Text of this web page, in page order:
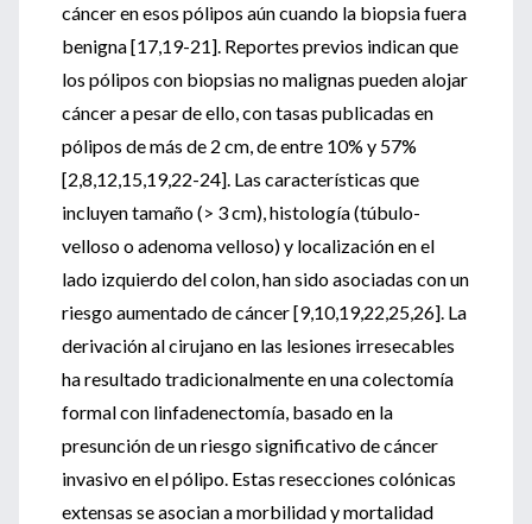
cáncer en esos pólipos aún cuando la biopsia fuera
benigna [17,19-21]. Reportes previos indican que
los pólipos con biopsias no malignas pueden alojar
cáncer a pesar de ello, con tasas publicadas en
pólipos de más de 2 cm, de entre 10% y 57%
[2,8,12,15,19,22-24]. Las características que
incluyen tamaño (> 3 cm), histología (túbulo-
velloso o adenoma velloso) y localización en el
lado izquierdo del colon, han sido asociadas con un
riesgo aumentado de cáncer [9,10,19,22,25,26]. La
derivación al cirujano en las lesiones irresecables
ha resultado tradicionalmente en una colectomía
formal con linfadenectomía, basado en la
presunción de un riesgo significativo de cáncer
invasivo en el pólipo. Estas resecciones colónicas
extensas se asocian a morbilidad y mortalidad